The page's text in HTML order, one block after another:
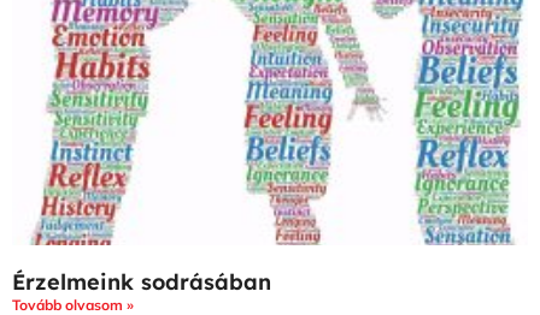
Érzelmeink sodrásában
Tovább olvasom »